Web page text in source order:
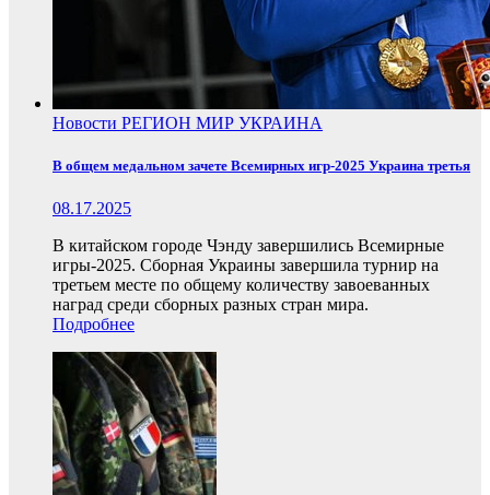
Новости РЕГИОН МИР УКРАИНА
В общем медальном зачете Всемирных игр-2025 Украина третья
08.17.2025
В китайском городе Чэнду завершились Всемирные
игры-2025. Сборная Украины завершила турнир на
третьем месте по общему количеству завоеванных
наград среди сборных разных стран мира.
Подробнее